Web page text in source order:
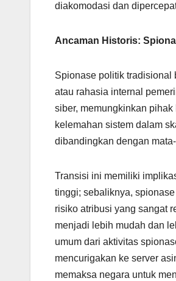
diakomodasi dan
Ancaman Historis:
Spionase politik tradisional
atau rahasia internal
siber, memungkinkan
kelemahan sistem dalam
dibandingkan dengan
Transisi ini memiliki
tinggi; sebaliknya,
risiko atribusi yang sangat
menjadi lebih mudah dan
umum dari aktivitas
mencurigakan ke server
memaksa negara untuk